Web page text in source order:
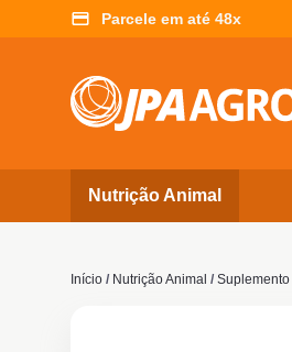
Parcele em até 48x
Nutrição Animal
Início / Nutrição Animal / Suplemento